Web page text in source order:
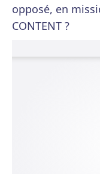
opposé, en
CONTENT ?